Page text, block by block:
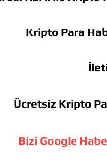
Kripto Para
Ücretsiz Kripto
Bizi Google